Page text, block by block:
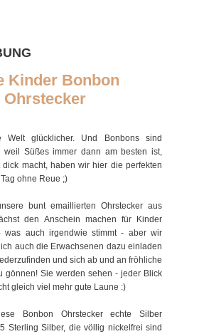
Kinder Bonbon
Ohrstecker
Welt glücklicher. Und Bonbons sind
weil Süßes immer dann am besten ist,
macht, haben wir hier die perfekten
ohne Reue ;)
bunt emaillierten Ohrstecker aus
den Anschein machen für Kinder
was auch irgendwie stimmt - aber wir
auch die Erwachsenen dazu einladen
und sich ab und an fröhliche
gönnen! Sie werden sehen - jeder Blick
gleich viel mehr gute Laune :)
Bonbon Ohrstecker echte Silber
Sterling Silber, die völlig nickelfrei sind